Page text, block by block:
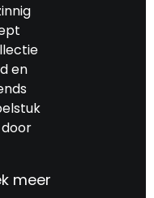
en
meer